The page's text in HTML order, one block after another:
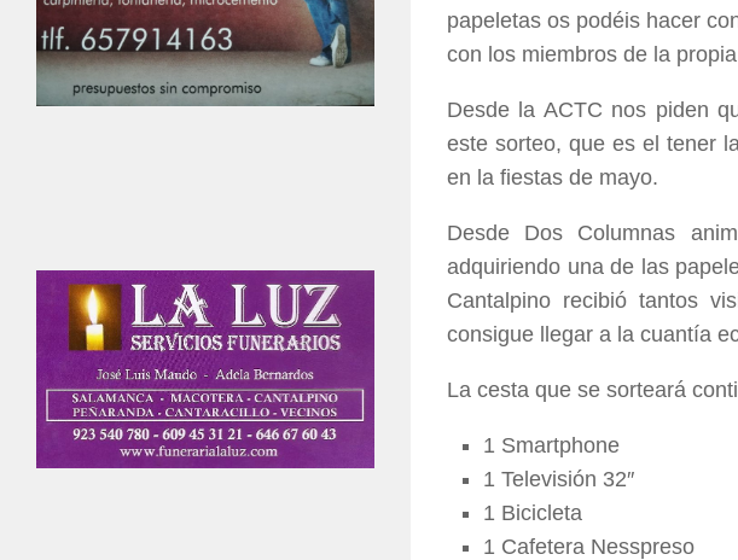
papeletas os podéis hacer
con los miembros de la
Desde la ACTC nos piden
este sorteo, que es el tener
en la fiestas de mayo.
Desde Dos Columnas
adquiriendo una de las
Cantalpino recibió tantos
consigue llegar a la cuantía
La cesta que se sorteará
1 Smartphone
1 Televisión 32″
1 Bicicleta
1 Cafetera Nesspreso